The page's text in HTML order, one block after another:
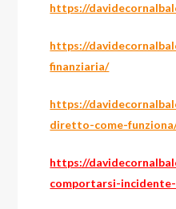
https://
https://
finanziaria/
https://
diretto-come-
https://
comportarsi-